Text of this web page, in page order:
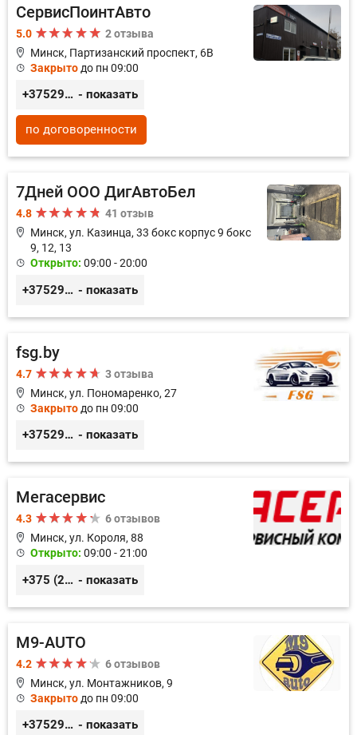
СервисПоинтАвто
5.0
2 отзыва
Минск, Партизанский проспект, 6В
Закрыто до пн 09:00
+375296035003 - показать
по договоренности
7Дней ООО ДигАвтоБел
4.8
41 отзыв
Минск, ул. Казинца, 33 бокс корпус 9 бокс
9, 12, 13
Открыто: 09:00 - 20:00
+375296518100 - показать
fsg.by
4.7
3 отзыва
Минск, ул. Пономаренко, 27
Закрыто до пн 09:00
+375291882338 - показать
Мегасервис
4.3
6 отзывов
Минск, ул. Короля, 88
Открыто: 09:00 - 21:00
+375 (29) 627-44-88 - показать
M9-AUTO
4.2
6 отзывов
Минск, ул. Монтажников, 9
Закрыто до пн 09:00
+375299395764 - показать